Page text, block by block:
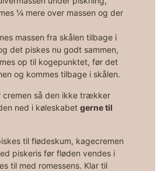
¼ mere over massen og der
massen fra skålen tilbage i
det piskes nu godt sammen,
op til kogepunktet, før det
og kommes tilbage i skålen.
cremen så den ikke trækker
ned i køleskabet gerne til
til flødeskum, kagecremen
piskeris før fløden vendes i
til med romessens. Klar til